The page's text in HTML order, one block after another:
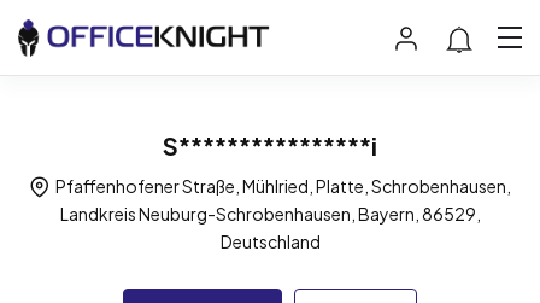
S****************i
Pfaffenhofener Straße, Mühlried, Platte, Schrobenhausen,
Landkreis Neuburg-Schrobenhausen, Bayern, 86529,
Deutschland